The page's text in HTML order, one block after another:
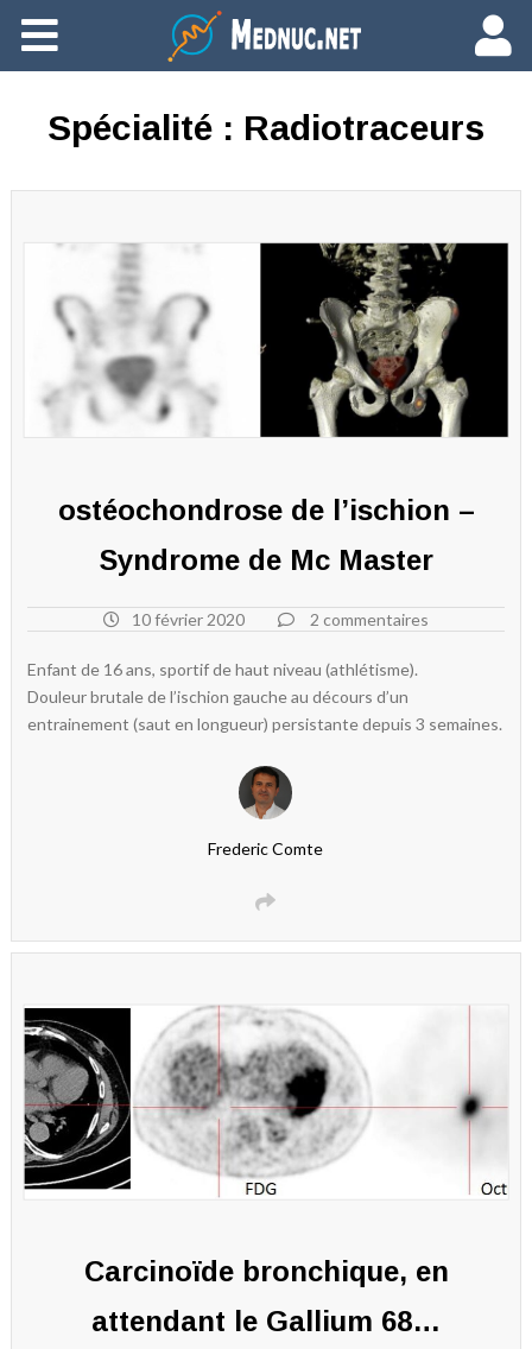
Ajouter du contenu
Spécialité : Radiotraceurs
ostéochondrose de l’ischion –
Syndrome de Mc Master
10 février 2020 2 commentaires
Enfant de 16 ans, sportif de haut niveau (athlétisme).
Douleur brutale de l’ischion gauche au décours d’un
entrainement (saut en longueur) persistante depuis 3 semaines.
Frederic Comte
Carcinoïde bronchique, en
attendant le Gallium 68…